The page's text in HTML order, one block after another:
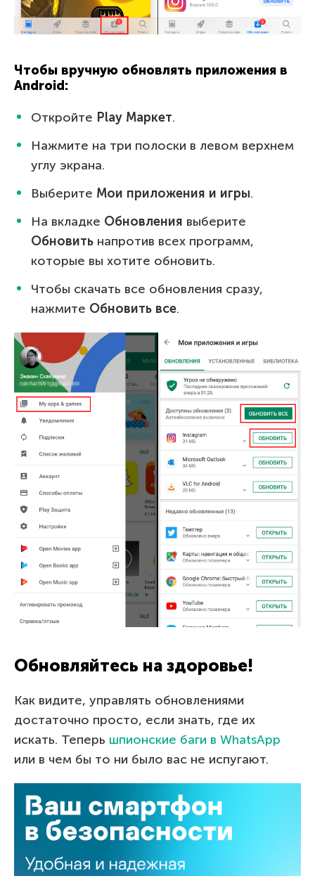
Чтобы вручную обновлять приложения в
Android:
Откройте Play Маркет.
Нажмите на три полоски в левом верхнем
углу экрана.
Выберите Мои приложения и игры.
На вкладке Обновления выберите
Обновить напротив всех программ,
которые вы хотите обновить.
Чтобы скачать все обновления сразу,
нажмите Обновить все.
Обновляйтесь на здоровье!
Как видите, управлять обновлениями
достаточно просто, если знать, где их
искать. Теперь шпионские баги в WhatsApp
или в чем бы то ни было вас не испугают.